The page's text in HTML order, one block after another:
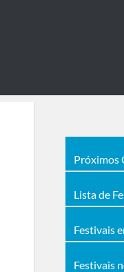
Próximos
Lista de
Festivais
Festivais